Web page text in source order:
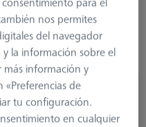
mm
g
nos permites
del navegador
la información sobre el
información y
de
tu configuración.
en cualquier